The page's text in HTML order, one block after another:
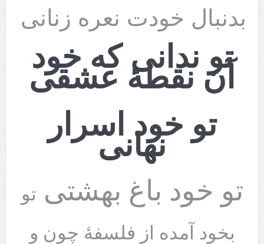
بدنبال خودت نعره زنانی
تو ندانی که خود
آن نقطۀ عشقی
تو خود اسرار
نهانی
تو خود باغ بهشتی تو
بخود آمده از فلسفۀ چون و